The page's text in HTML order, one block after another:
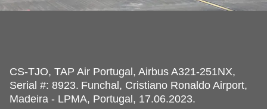
CS-TJO, TAP Air Portugal, Airbus A321-251NX,
Serial #: 8923. Funchal, Cristiano Ronaldo Airport,
Madeira - LPMA, Portugal, 17.06.2023.